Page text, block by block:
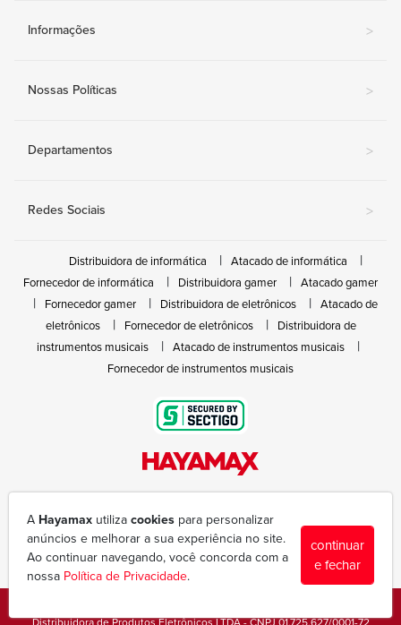
Informações >
Nossas Políticas >
Departamentos >
Redes Sociais >
Distribuidora de informática
Atacado de informática
Fornecedor de informática
Distribuidora gamer
Atacado gamer
Fornecedor gamer
Distribuidora de eletrônicos
Atacado de
eletrônicos
Fornecedor de eletrônicos
Distribuidora de
instrumentos musicais
Atacado de instrumentos musicais
Fornecedor de instrumentos musicais
(43) 3377-6600
hayamax@hayamax.com.br
Segunda à sexta das 8:00 às 18:00
Distribuidora de Produtos Eletrônicos LTDA - CNPJ 01.725.627/0001-72
A Hayamax utiliza cookies para personalizar
anúncios e melhorar a sua experiência no site.
Ao continuar navegando, você concorda com a
nossa Política de Privacidade.
continuar
e fechar